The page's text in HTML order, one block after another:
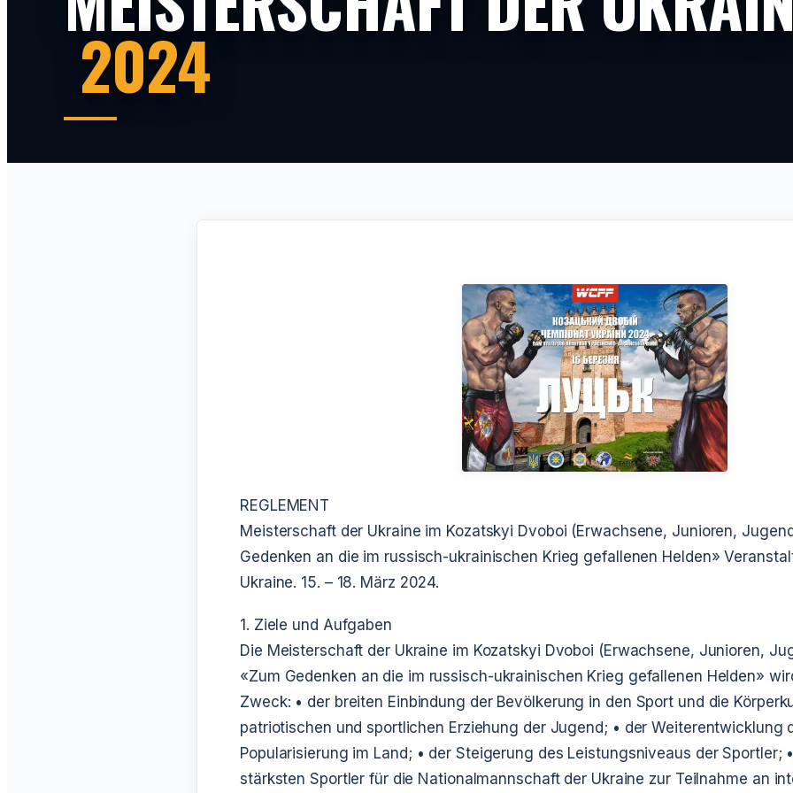
2024
REGLEMENT
Meisterschaft der Ukraine im Kozatskyi Dvoboi (Erwachsene, Junioren,
Gedenken an die im russisch-ukrainischen Krieg gefallenen Helden»
Ukraine. 15. – 18. März 2024.
1. Ziele und Aufgaben
Die Meisterschaft der Ukraine im Kozatskyi Dvoboi (Erwachsene, Junioren,
«Zum Gedenken an die im russisch-ukrainischen Krieg gefallenen Helden»
Zweck: • der breiten Einbindung der Bevölkerung in den Sport und die
patriotischen und sportlichen Erziehung der Jugend; • der Weiterentwicklung
Popularisierung im Land; • der Steigerung des Leistungsniveaus der Sportler;
stärksten Sportler für die Nationalmannschaft der Ukraine zur Teilnahme an